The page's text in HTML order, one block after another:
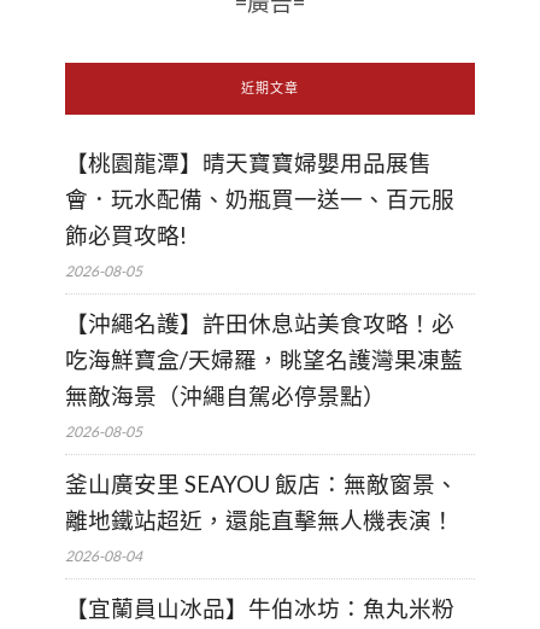
近期文章
【桃園龍潭】晴天寶寶婦嬰用品展售
會．玩水配備、奶瓶買一送一、百元服
飾必買攻略!
2026-08-05
【沖繩名護】許田休息站美食攻略！必
吃海鮮寶盒/天婦羅，眺望名護灣果凍藍
無敵海景（沖繩自駕必停景點）
2026-08-05
釜山廣安里 SEAYOU 飯店：無敵窗景、
離地鐵站超近，還能直擊無人機表演！
2026-08-04
【宜蘭員山冰品】牛伯冰坊：魚丸米粉